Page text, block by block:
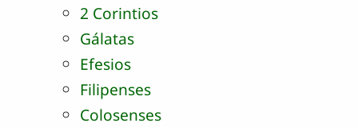
2 Corintios
Gálatas
Efesios
Filipenses
Colosenses